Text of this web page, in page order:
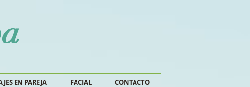
EN PAREJA FACIAL CONTACTO